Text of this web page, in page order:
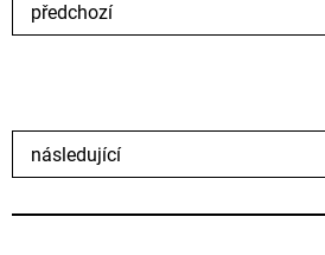
předchozí
následující